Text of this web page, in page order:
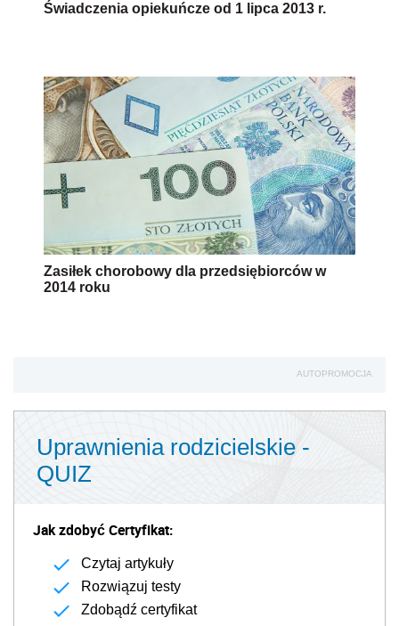
Świadczenia opiekuńcze od 1 lipca 2013 r.
Zasiłek chorobowy dla przedsiębiorców w
2014 roku
AUTOPROMOCJA
Uprawnienia rodzicielskie -
QUIZ
Jak zdobyć Certyfikat:
Czytaj artykuły
Rozwiązuj testy
Zdobądź certyfikat